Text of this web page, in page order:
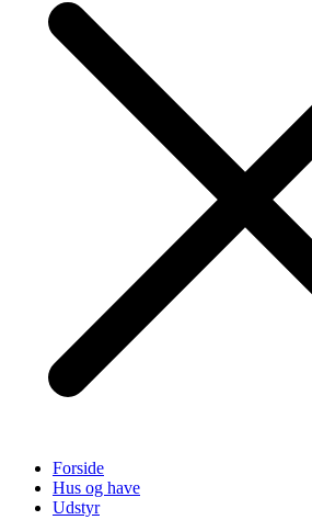
Forside
Hus og have
Udstyr